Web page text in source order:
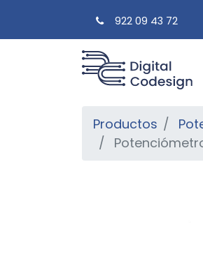
922 09 43 72
Productos